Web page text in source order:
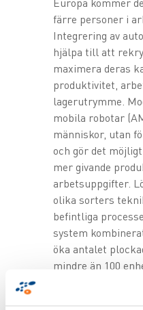
Europa kommer
färre personer i
Integrering av
hjälpa till att
maximera deras
produktivitet,
lagerutrymme.
mobila robotar
människor, utan
och gör det
mer givande
arbetsuppgifter.
olika sorters
befintliga
system
öka antalet
mindre än 100